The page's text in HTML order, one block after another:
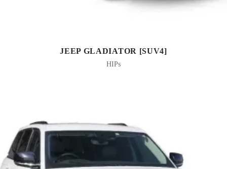
JEEP GLADIATOR [SUV4]
HIPs